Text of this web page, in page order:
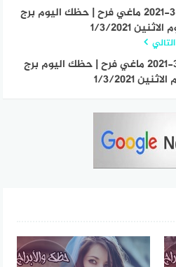
برج الجوزاء اليوم الاثنين 1-3-2021 ماغي فرح | حظك اليوم برج
1/3/2021
التالي
برج الاسد اليوم الاثنين 1-3-2021 ماغي فرح | حظك اليوم برج
1/3/2021